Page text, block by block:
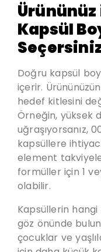
Kapsül
Doğru kapsül
içerir.
hedef kitlesini
Örneğin, yüksek
uğraşıyorsanız,
kapsüllere
element
formüller için 1
olabilir.
Kapsüllerin
göz önünde
çocuklar ve